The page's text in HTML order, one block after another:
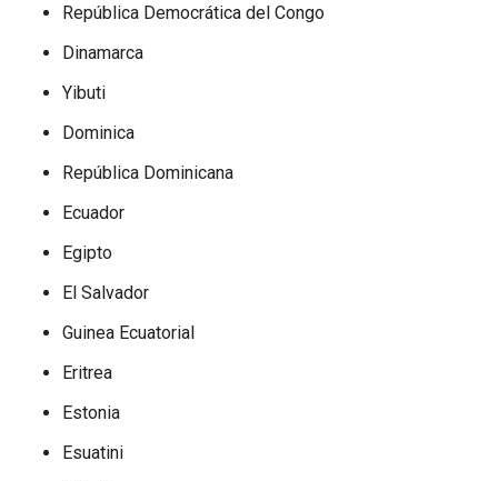
República Democrática del Congo
Dinamarca
Yibuti
Dominica
República Dominicana
Ecuador
Egipto
El Salvador
Guinea Ecuatorial
Eritrea
Estonia
Esuatini